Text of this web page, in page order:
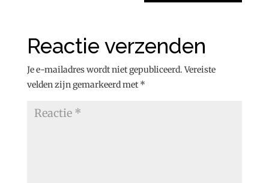
Reactie verzenden
Je e-mailadres wordt niet gepubliceerd. Vereiste
velden zijn gemarkeerd met *